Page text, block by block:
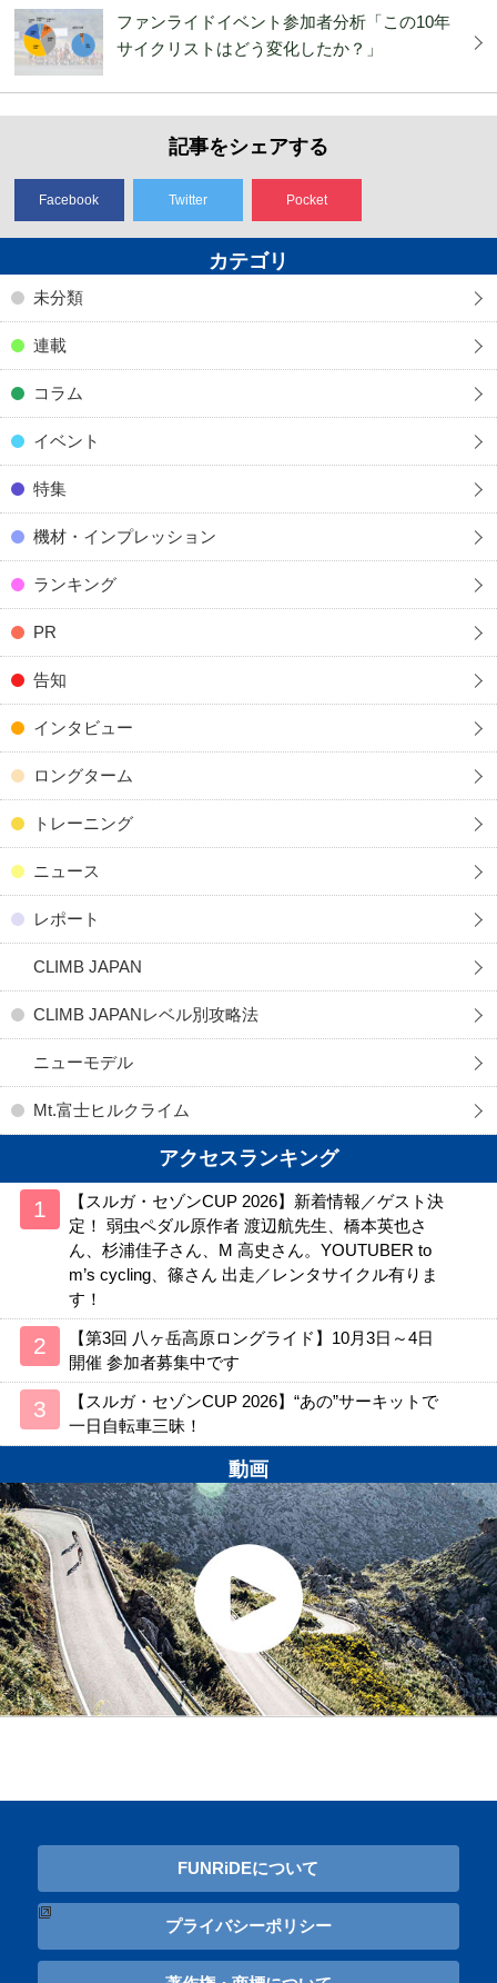
ファンライドイベント参加者分析「この10年
サイクリストはどう変化したか？」
記事をシェアする
Facebook Twitter Pocket
カテゴリ
未分類
連載
コラム
イベント
特集
機材・インプレッション
ランキング
PR
告知
インタビュー
ロングターム
トレーニング
ニュース
レポート
CLIMB JAPAN
CLIMB JAPANレベル別攻略法
ニューモデル
Mt.富士ヒルクライム
アクセスランキング
【スルガ・セゾンCUP 2026】新着情報／ゲスト決
定！ 弱虫ペダル原作者 渡辺航先生、橋本英也さ
ん、杉浦佳子さん、M 高史さん。YOUTUBER to
m’s cycling、篠さん 出走／レンタサイクル有りま
す！
【第3回 八ヶ岳高原ロングライド】10月3日～4日
開催 参加者募集中です
【スルガ・セゾンCUP 2026】“あの”サーキットで
一日自転車三昧！
動画
FUNRiDEについて
プライバシーポリシー